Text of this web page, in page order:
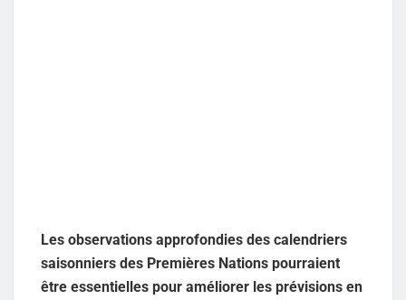
Les observations approfondies des calendriers
saisonniers des Premières Nations pourraient
être essentielles pour améliorer les prévisions en